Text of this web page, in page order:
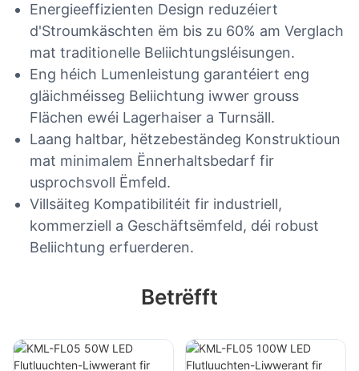
Energieeffizienten Design reduzéiert
d'Stroumkäschten ëm bis zu 60% am Verglach
mat traditionelle Beliichtungsléisungen.
Eng héich Lumenleistung garantéiert eng
gläichméisseg Beliichtung iwwer grouss
Flächen ewéi Lagerhaiser a Turnsäll.
Laang haltbar, hëtzebeständeg Konstruktioun
mat minimalem Ënnerhaltsbedarf fir
usprochsvoll Ëmfeld.
Villsäiteg Kompatibilitéit fir industriell,
kommerziell a Geschäftsëmfeld, déi robust
Beliichtung erfuerderen.
Betrëfft